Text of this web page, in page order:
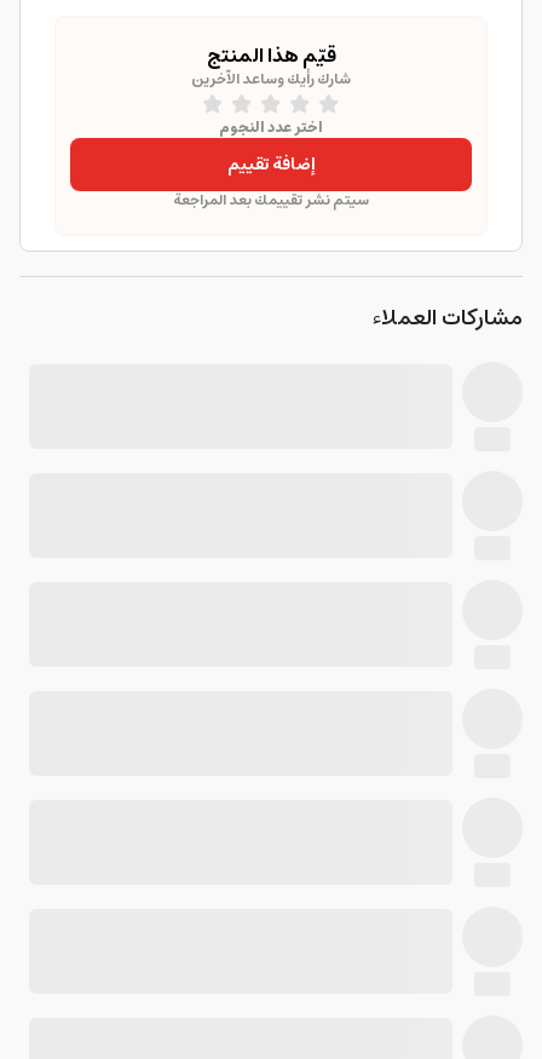
قيّم هذا المنتج
شارك رأيك وساعد الآخرين
اختر عدد النجوم
إضافة تقييم
سيتم نشر تقييمك بعد المراجعة
مشاركات العملاء